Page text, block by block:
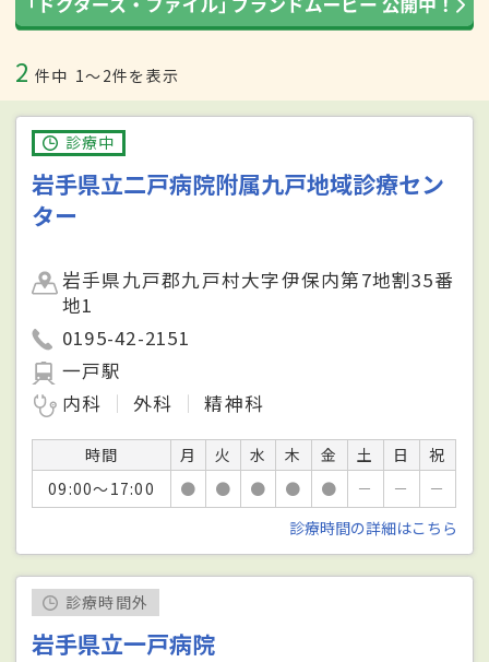
2 件中 1〜2件を表示
診療中
岩手県立二戸病院附属九戸地域診療セン
ター
岩手県九戸郡九戸村大字伊保内第7地割35番
地1
0195-42-2151
一戸駅
内科
外科 精神科
時間 月 火 水 木 金 土 日
祝
09:00～17:00
● ● ● ● ● － －
－
診療時間の詳細はこちら
診療時間外
岩手県立一戸病院